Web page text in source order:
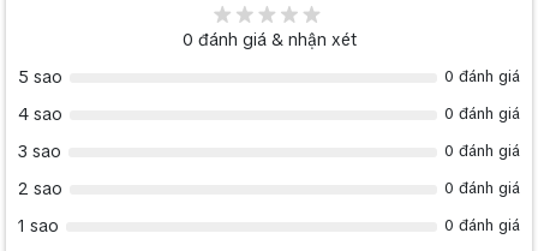
0 đánh giá & nhận xét
5 sao
0 đánh giá
4 sao 0 đánh giá
3 sao 0 đánh giá
2 sao 0 đánh giá
1 sao 0 đánh giá